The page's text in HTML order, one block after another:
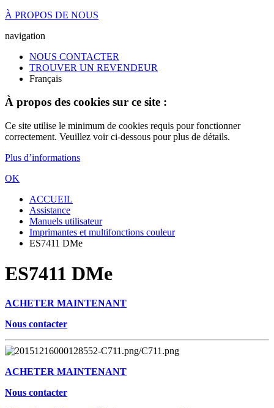
À PROPOS DE NOUS
navigation
NOUS CONTACTER
TROUVER UN REVENDEUR
Français
À propos des cookies sur ce site :
Ce site utilise le minimum de cookies requis pour fonctionner
correctement. Veuillez voir ci-dessous pour plus de détails.
Plus d’informations
OK
ACCUEIL
Assistance
Manuels utilisateur
Imprimantes et multifonctions couleur
ES7411 DMe
ES7411 DMe
ACHETER MAINTENANT
Nous contacter
ACHETER MAINTENANT
Nous contacter